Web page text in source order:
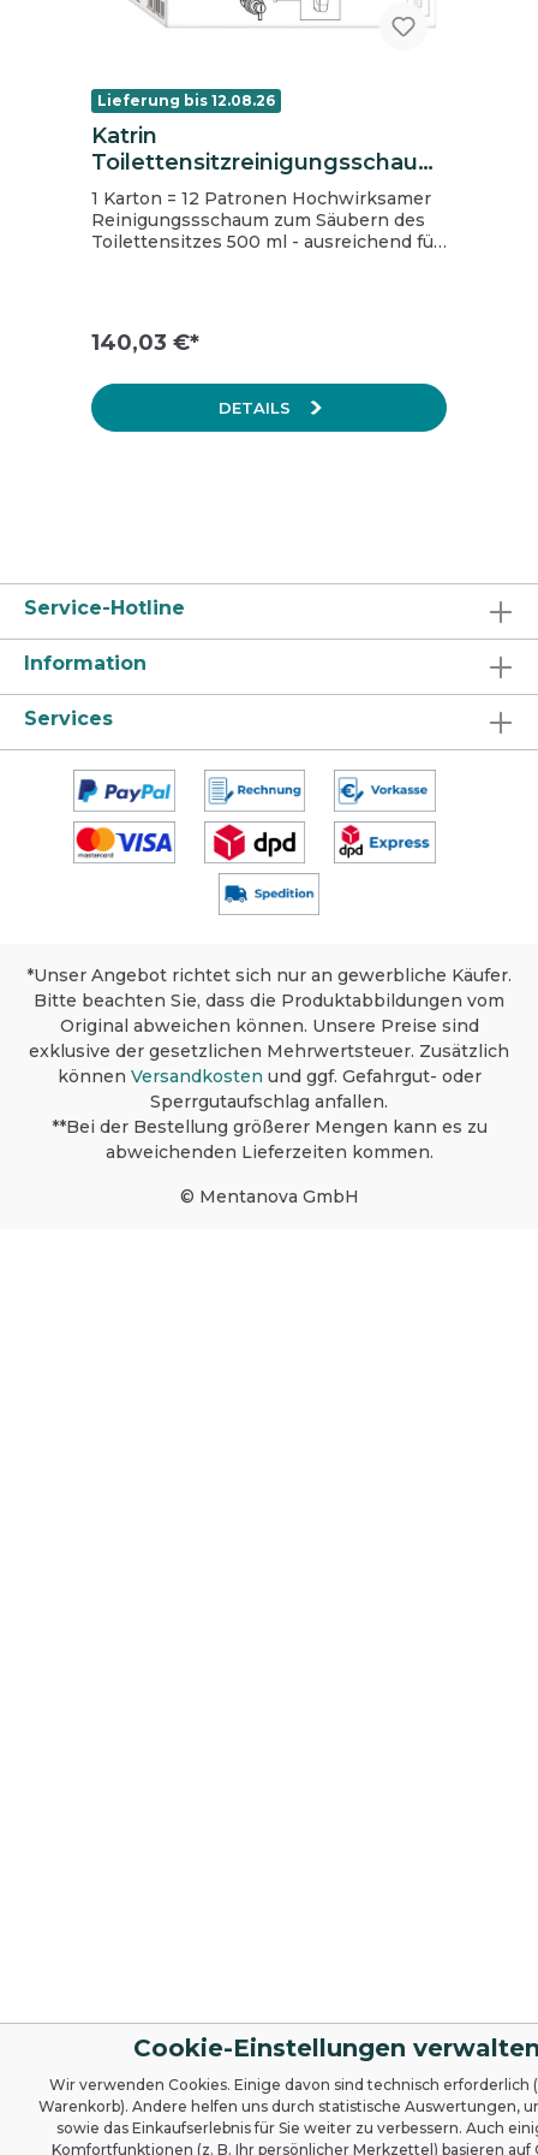
Lieferung bis 12.08.26
Katrin
Toilettensitzreinigungsschaum
mit antibakterieller Wirkung, 12
x 500 ml
1 Karton = 12 Patronen Hochwirksamer
Reinigungssschaum zum Säubern des
Toilettensitzes 500 ml - ausreichend für
schnell und bietet einen zusätzlichen
Dermatologisch getestet und
zugelassen
140,03 €*
DETAILS
Service-Hotline
Information
Services
*Unser Angebot richtet sich nur an gewerbliche Käufer.
Bitte beachten Sie, dass die Produktabbildungen vom
Original abweichen können. Unsere Preise sind
exklusive der gesetzlichen Mehrwertsteuer. Zusätzlich
können Versandkosten und ggf. Gefahrgut- oder
Sperrgutaufschlag anfallen.
**Bei der Bestellung größerer Mengen kann es zu
abweichenden Lieferzeiten kommen.
© Mentanova GmbH
Cookie-Einstellungen
Wir verwenden Cookies. Einige davon sind technisch erforderlich
Warenkorb). Andere helfen uns durch statistische Auswertungen,
sowie das Einkaufserlebnis für Sie weiter zu verbessern. Auch
Komfortfunktionen (z. B. Ihr persönlicher Merkzettel) basieren auf